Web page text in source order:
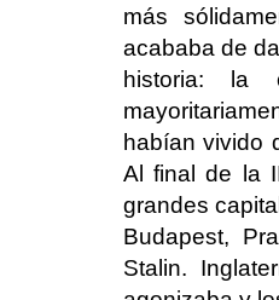
más
acababa de
historia: la
habían vivido
Al final de la
grandes
Budapest,
Stalin.